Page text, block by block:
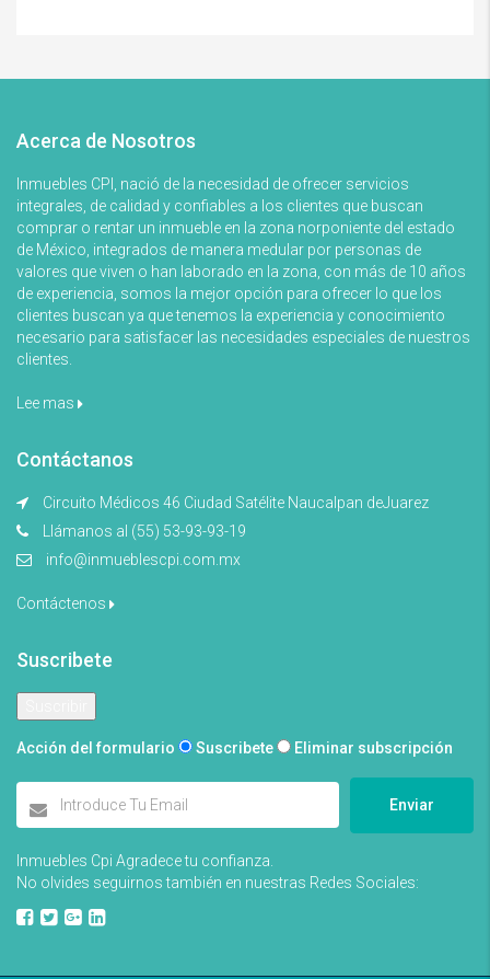
Acerca de Nosotros
Inmuebles CPI, nació de la necesidad de ofrecer servicios
integrales, de calidad y confiables a los clientes que buscan
comprar o rentar un inmueble en la zona norponiente del estado
de México, integrados de manera medular por personas de
valores que viven o han laborado en la zona, con más de 10 años
de experiencia, somos la mejor opción para ofrecer lo que los
clientes buscan ya que tenemos la experiencia y conocimiento
necesario para satisfacer las necesidades especiales de nuestros
clientes.
Lee mas
Contáctanos
Circuito Médicos 46 Ciudad Satélite Naucalpan deJuarez
Llámanos al (55) 53-93-93-19
info@inmueblescpi.com.mx
Contáctenos
Suscribete
Acción del formulario Suscribete Eliminar subscripción
Enviar
Inmuebles Cpi Agradece tu confianza.
No olvides seguirnos también en nuestras Redes Sociales: